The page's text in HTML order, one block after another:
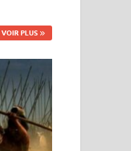
VOIR PLUS